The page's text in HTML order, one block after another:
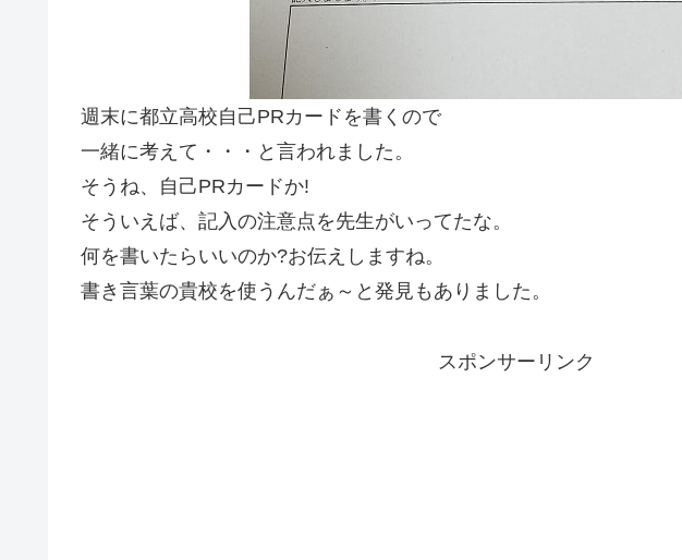
週末に都立高校自己PRカードを書くので
一緒に考えて・・・と言われました。
そうね、自己PRカードか!
そういえば、記入の注意点を先生がいってたな。
何を書いたらいいのか?お伝えしますね。
書き言葉の貴校を使うんだぁ～と発見もありました。
スポンサーリンク